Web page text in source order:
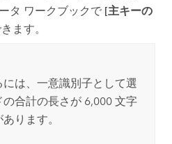
タ ワークブックで [主キーの
ます。
は、一意識別子として選
合計の長さが 6,000 文字
ります。